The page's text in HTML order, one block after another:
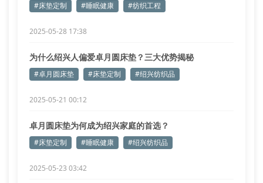
#床垫定制 #睡眠健康 #纺织工程
2025-05-28 17:38
为什么绍兴人偏爱卓月圆床垫？三大优势揭秘
#卓月圆床垫 #床垫定制 #绍兴纺织品
2025-05-21 00:12
卓月圆床垫为何成为绍兴家庭的首选？
#床垫定制 #睡眠健康 #绍兴纺织品
2025-05-23 03:42